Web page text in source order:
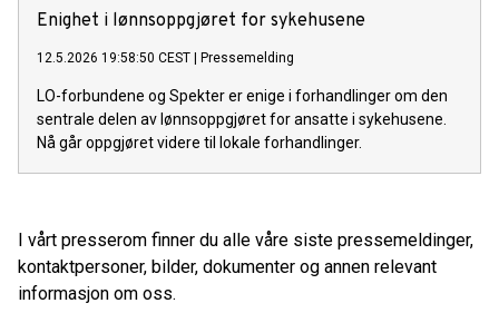
Enighet i lønnsoppgjøret for sykehusene
12.5.2026 19:58:50 CEST | Pressemelding
LO-forbundene og Spekter er enige i forhandlinger om den
sentrale delen av lønnsoppgjøret for ansatte i sykehusene.
Nå går oppgjøret videre til lokale forhandlinger.
I vårt presserom finner du alle våre siste pressemeldinger,
kontaktpersoner, bilder, dokumenter og annen relevant
informasjon om oss.